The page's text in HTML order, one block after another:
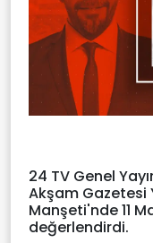
24 TV Genel
Akşam Gazetesi
Manşeti'nde 11
değerlendirdi.